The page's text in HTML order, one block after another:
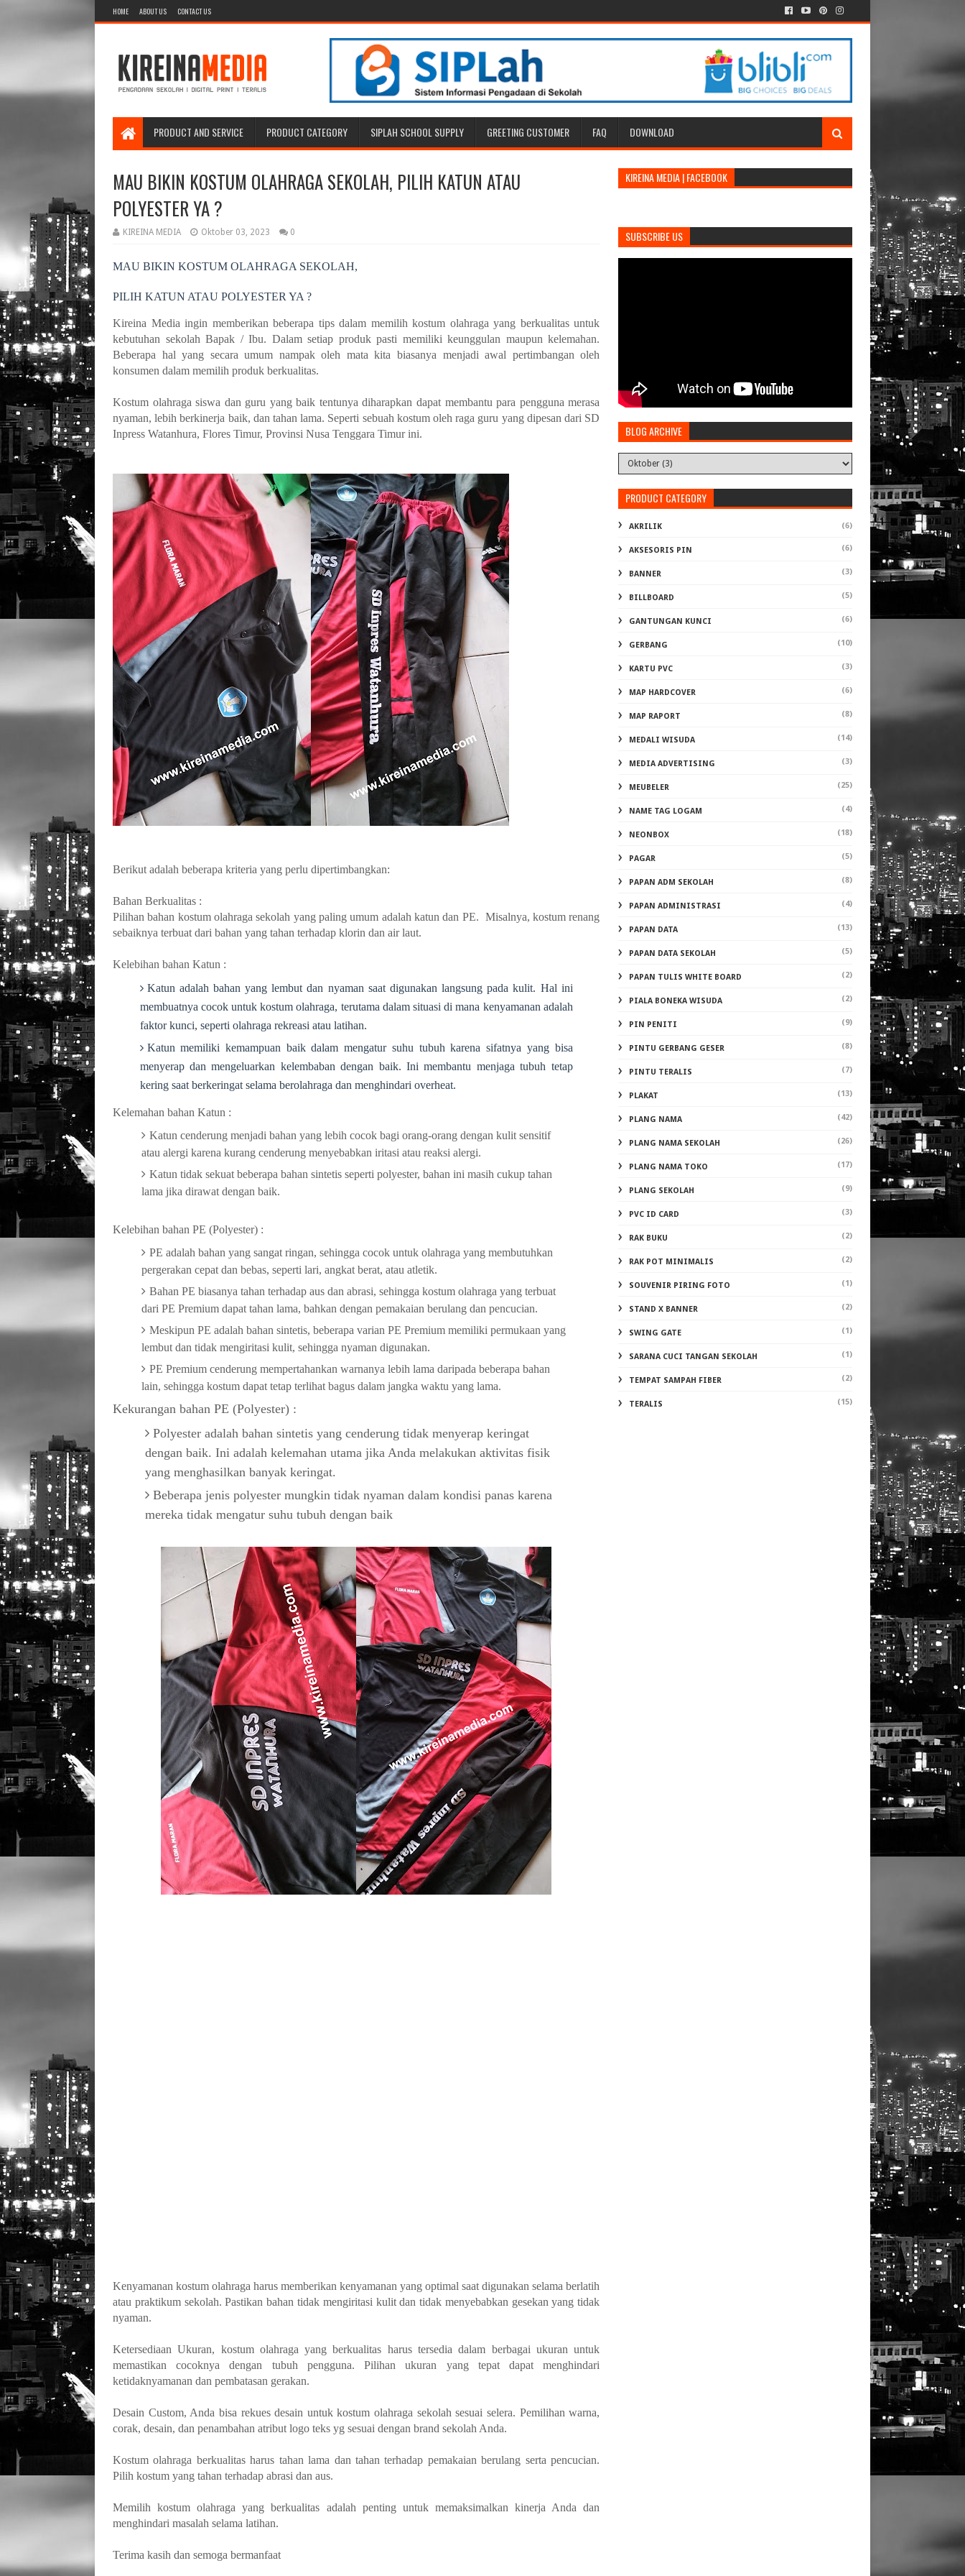
HOME ABOUT US CONTACT US
PRODUCT AND SERVICE PRODUCT CATEGORY SIPLAH SCHOOL SUPPLY GREETING CUSTOMER FAQ DOWNLOAD
MAU BIKIN KOSTUM OLAHRAGA SEKOLAH, PILIH KATUN ATAU
POLYESTER YA ?
KIREINA MEDIA Oktober 03, 2023 0
MAU BIKIN KOSTUM OLAHRAGA SEKOLAH,
PILIH KATUN ATAU POLYESTER YA ?
Kireina Media ingin memberikan beberapa tips dalam memilih kostum olahraga yang berkualitas untuk
kebutuhan sekolah Bapak / Ibu. Dalam setiap produk pasti memiliki keunggulan maupun kelemahan.
Beberapa hal yang secara umum nampak oleh mata kita biasanya menjadi awal pertimbangan oleh
konsumen dalam memilih produk berkualitas.
Kostum olahraga siswa dan guru yang baik tentunya diharapkan dapat membantu para pengguna merasa
nyaman, lebih berkinerja baik, dan tahan lama. Seperti sebuah kostum oleh raga guru yang dipesan dari SD
Inpress Watanhura, Flores Timur, Provinsi Nusa Tenggara Timur ini.
Berikut adalah beberapa kriteria yang perlu dipertimbangkan:
Bahan Berkualitas :
Pilihan bahan kostum olahraga sekolah yang paling umum adalah katun dan PE. Misalnya, kostum renang
sebaiknya terbuat dari bahan yang tahan terhadap klorin dan air laut.
Kelebihan bahan Katun :
Katun adalah bahan yang lembut dan nyaman saat digunakan langsung pada kulit. Hal ini
membuatnya cocok untuk kostum olahraga, terutama dalam situasi di mana kenyamanan adalah
faktor kunci, seperti olahraga rekreasi atau latihan.
Katun memiliki kemampuan baik dalam mengatur suhu tubuh karena sifatnya yang bisa
menyerap dan mengeluarkan kelembaban dengan baik. Ini membantu menjaga tubuh tetap
kering saat berkeringat selama berolahraga dan menghindari overheat.
Kelemahan bahan Katun :
Katun cenderung menjadi bahan yang lebih cocok bagi orang-orang dengan kulit sensitif
atau alergi karena kurang cenderung menyebabkan iritasi atau reaksi alergi.
Katun tidak sekuat beberapa bahan sintetis seperti polyester, bahan ini masih cukup tahan
lama jika dirawat dengan baik.
Kelebihan bahan PE (Polyester) :
PE adalah bahan yang sangat ringan, sehingga cocok untuk olahraga yang membutuhkan
pergerakan cepat dan bebas, seperti lari, angkat berat, atau atletik.
Bahan PE biasanya tahan terhadap aus dan abrasi, sehingga kostum olahraga yang terbuat
dari PE Premium dapat tahan lama, bahkan dengan pemakaian berulang dan pencucian.
Meskipun PE adalah bahan sintetis, beberapa varian PE Premium memiliki permukaan yang
lembut dan tidak mengiritasi kulit, sehingga nyaman digunakan.
PE Premium cenderung mempertahankan warnanya lebih lama daripada beberapa bahan
lain, sehingga kostum dapat tetap terlihat bagus dalam jangka waktu yang lama.
Kekurangan bahan PE (Polyester) :
Polyester adalah bahan sintetis yang cenderung tidak menyerap keringat
dengan baik. Ini adalah kelemahan utama jika Anda melakukan aktivitas fisik
yang menghasilkan banyak keringat.
Beberapa jenis polyester mungkin tidak nyaman dalam kondisi panas karena
mereka tidak mengatur suhu tubuh dengan baik
Kenyamanan kostum olahraga harus memberikan kenyamanan yang optimal saat digunakan selama berlatih
atau praktikum sekolah. Pastikan bahan tidak mengiritasi kulit dan tidak menyebabkan gesekan yang tidak
nyaman.
Ketersediaan Ukuran, kostum olahraga yang berkualitas harus tersedia dalam berbagai ukuran untuk
memastikan cocoknya dengan tubuh pengguna. Pilihan ukuran yang tepat dapat menghindari
ketidaknyamanan dan pembatasan gerakan.
Desain Custom, Anda bisa rekues desain untuk kostum olahraga sekolah sesuai selera. Pemilihan warna,
corak, desain, dan penambahan atribut logo teks yg sesuai dengan brand sekolah Anda.
Kostum olahraga berkualitas harus tahan lama dan tahan terhadap pemakaian berulang serta pencucian.
Pilih kostum yang tahan terhadap abrasi dan aus.
Memilih kostum olahraga yang berkualitas adalah penting untuk memaksimalkan kinerja Anda dan
menghindari masalah selama latihan.
Terima kasih dan semoga bermanfaat
KIREINA MEDIA | FACEBOOK
SUBSCRIBE US
BLOG ARCHIVE
PRODUCT CATEGORY
AKRILIK (6)
AKSESORIS PIN (6)
BANNER (3)
BILLBOARD (5)
GANTUNGAN KUNCI (6)
GERBANG (10)
KARTU PVC (3)
MAP HARDCOVER (6)
MAP RAPORT (8)
MEDALI WISUDA (14)
MEDIA ADVERTISING (3)
MEUBELER (25)
NAME TAG LOGAM (4)
NEONBOX (18)
PAGAR (5)
PAPAN ADM SEKOLAH (8)
PAPAN ADMINISTRASI (4)
PAPAN DATA (13)
PAPAN DATA SEKOLAH (5)
PAPAN TULIS WHITE BOARD (2)
PIALA BONEKA WISUDA (2)
PIN PENITI (9)
PINTU GERBANG GESER (8)
PINTU TERALIS (7)
PLAKAT (13)
PLANG NAMA (42)
PLANG NAMA SEKOLAH (26)
PLANG NAMA TOKO (17)
PLANG SEKOLAH (9)
PVC ID CARD (3)
RAK BUKU (2)
RAK POT MINIMALIS (2)
SOUVENIR PIRING FOTO (1)
STAND X BANNER (2)
SWING GATE (1)
SARANA CUCI TANGAN SEKOLAH (1)
TEMPAT SAMPAH FIBER (2)
TERALIS (15)